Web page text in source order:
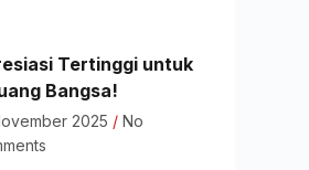
Tertinggi untuk
Bangsa!
2025
No